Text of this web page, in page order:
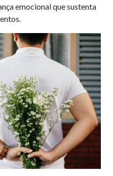
emocional que sustenta